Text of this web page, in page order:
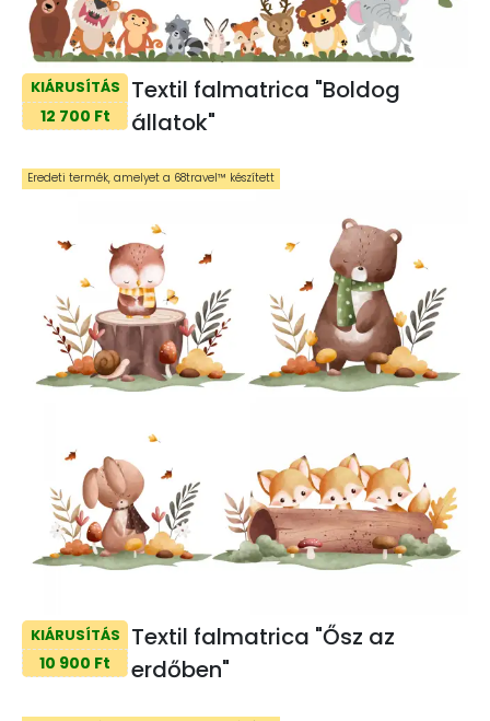
KIÁRUSÍTÁS
12 700 Ft
Textil falmatrica "Boldog
állatok"
KIÁRUSÍTÁS
10 900 Ft
Textil falmatrica "Ősz az
erdőben"
Eredeti termék, amelyet a 68travel™️ készített